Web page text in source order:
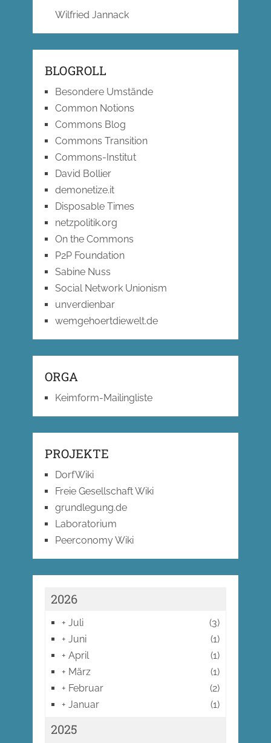
Wilfried Jannack
BLOGROLL
Besondere Umstände
Common Notions
Commons Blog
Commons Transition
Commons-Institut
David Bollier
demonetize.it
Disposable Times
netzpolitik.org
On the Commons
P2P Foundation
Sabine Nuss
Social Network Unionism
unverdienbar
wemgehoertdiewelt.de
ORGA
Keimform-Mailingliste
PROJEKTE
DorfWiki
Freie Gesellschaft Wiki
grundlegung.de
Laboratorium
Peerconomy Wiki
2026
+ Juli
(3)
+ Juni
(1)
+ April
(1)
+ März
(1)
+ Februar
(2)
+ Januar (1)
2025